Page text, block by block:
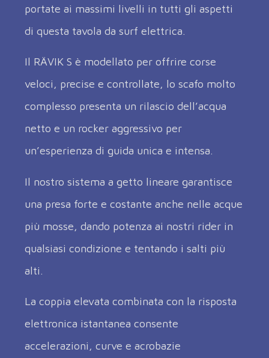
portate ai massimi livelli in tutti gli aspetti
di questa tavola da surf elettrica.
Il RÄVIK S è modellato per offrire corse
veloci, precise e controllate, lo scafo molto
complesso presenta un rilascio dell’acqua
netto e un rocker aggressivo per
un’esperienza di guida unica e intensa.
Il nostro sistema a getto lineare garantisce
una presa forte e costante anche nelle acque
più mosse, dando potenza ai nostri rider in
qualsiasi condizione e tentando i salti più
alti.
La coppia elevata combinata con la risposta
elettronica istantanea consente
accelerazioni, curve e acrobazie